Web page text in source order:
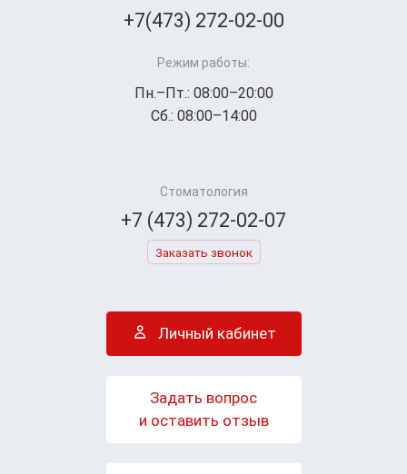
+7(473) 272-02-00
Режим работы:
Пн.–Пт.: 08:00–20:00
Сб.: 08:00–14:00
Стоматология
+7 (473) 272-02-07
Заказать звонок
Личный кабинет
Задать вопрос
и оставить отзыв